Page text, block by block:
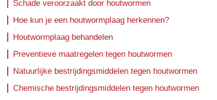
Schade veroorzaakt door houtwormen
Hoe kun je een houtwormplaag herkennen?
Houtwormplaag behandelen
Preventieve maatregelen tegen houtwormen
Natuurlijke bestrijdingsmiddelen tegen houtwormen
Chemische bestrijdingsmiddelen tegen houtwormen